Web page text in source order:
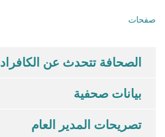
صفحات
الصحافة تتحدث عن الكافراد
بيانات صحفية
تصريحات المدير العام